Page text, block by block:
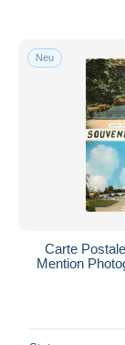
Neu
Carte
Mention